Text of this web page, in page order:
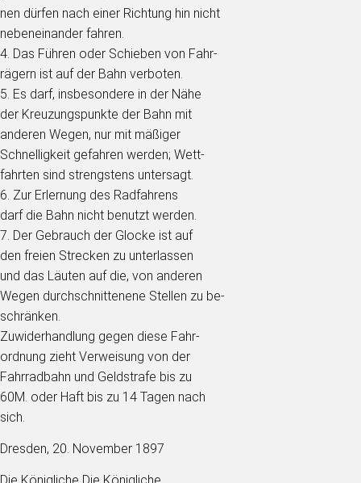
nen dürfen nach einer Richtung hin nicht
nebeneinander fahren.
4. Das Führen oder Schieben von Fahr-
rägern ist auf der Bahn verboten.
5. Es darf, insbesondere in der Nähe
der Kreuzungspunkte der Bahn mit
anderen Wegen, nur mit mäßiger
Schnelligkeit gefahren werden; Wett-
fahrten sind strengstens untersagt.
6. Zur Erlernung des Radfahrens
darf die Bahn nicht benutzt werden.
7. Der Gebrauch der Glocke ist auf
den freien Strecken zu unterlassen
und das Läuten auf die, von anderen
Wegen durchschnittenene Stellen zu be-
schränken.
Zuwiderhandlung gegen diese Fahr-
ordnung zieht Verweisung von der
Fahrradbahn und Geldstrafe bis zu
60M. oder Haft bis zu 14 Tagen nach
sich.
Dresden, 20. November 1897